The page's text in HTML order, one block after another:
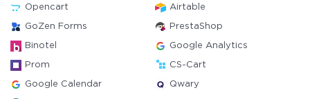
Opencart Airtable
GoZen Forms PrestaShop
Binotel Google Analytics
Prom CS-Cart
Google Calendar Qwary